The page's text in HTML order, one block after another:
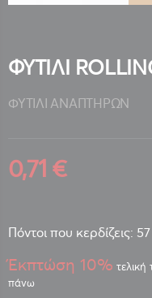
της
συλλογής
ΦΥΤΙΛΙ
ΦΥΤΙΛΙ ΑΝΑΠΤΗΡΩΝ
0,71 €
Πόντοι που κερδίζεις: 57
Έκπτώση 10% τελική
πάνω